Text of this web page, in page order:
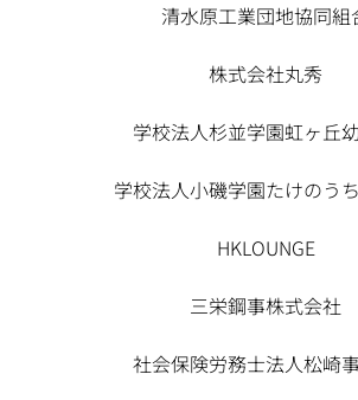
清水原工業団地協同組
株式会社丸秀
学校法人杉並学園虹ヶ丘
学校法人小磯学園たけのう
HKLOUNGE
三栄鋼事株式会社
社会保険労務士法人松崎